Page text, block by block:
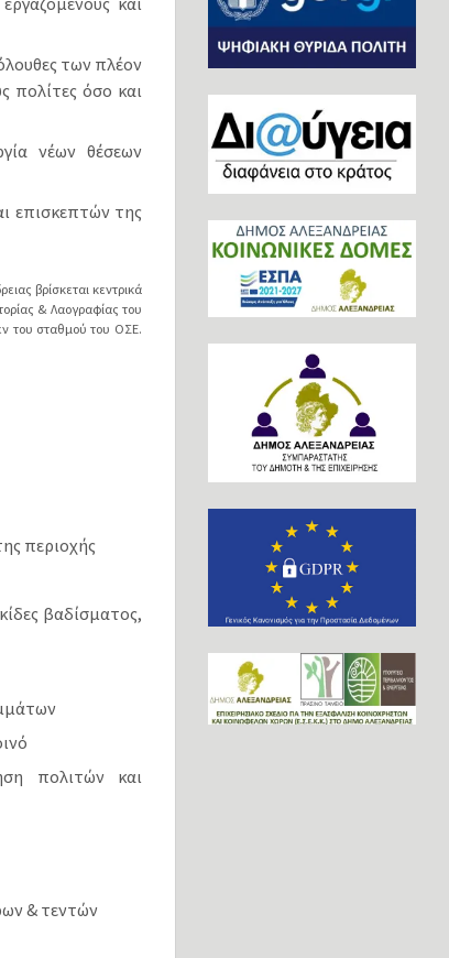
των πλέον
πολίτες όσο και
νέων θέσεων
επισκεπτών της
βρίσκεται κεντρικά
& Λαογραφίας του
του σταθμού του ΟΣΕ.
περιοχής
βαδίσματος,
πολιτών και
& τεντών